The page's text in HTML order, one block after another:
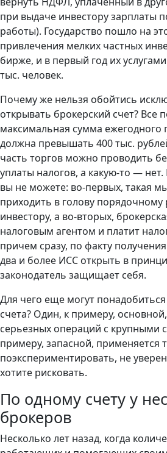
при выдаче инвестору зарплаты
работы). Государство пошло на
привлечения мелких частных
бирже, и в первый год их
тыс. человек.
Почему же нельзя обойтись
открывать брокерский счет? Все
максимальная сумма ежегодного
должна превышать 400 тыс.
часть торгов можно проводить
уплаты налогов, а какую-то —
вы не можете: во-первых, такая
приходить в голову порядочному
инвестору, а во-вторых,
налоговым агентом и платит
причем сразу, по факту
два и более ИСС открыть в
законодатель защищает себя.
Для чего еще могут
счета? Один, к примеру,
серьезных операций с крупными
примеру, запасной, применяется
поэкспериментировать, не
хотите рисковать.
По одному счету у
брокеров
Несколько лет назад, когда